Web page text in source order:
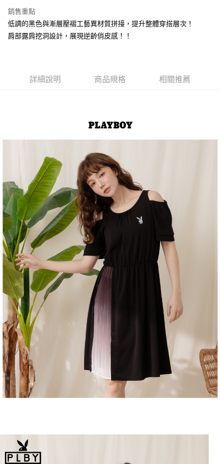
大哥付你分期
相關說明
1.本服務由台灣大哥大提供，台灣大哥大用戶可立即使用無須另外申請。
3.實際核准額度、可分期數及費用金額請依後續交易確認頁面所載為準。
4.訂單成立30分鐘內，如未前往確認交易或遇審核未通過，訂單將自動取
【注意事項】
1.本服務係由「台灣大哥大股份有限公司」（以下簡稱本公司）所提供，讓
用戶於交易時，得透過本服務購買商品或服務，並由商店將買賣／分期付款
買賣價金債權讓與本公司後，依約使用本公司帳單繳交帳款。
2.基於同意付款使用「大哥付你分期」之契約關係目的，商店將以您的個人
資料（包含姓名、電話或地址）提供予台灣大哥大進項蒐集、處理及利用，
由本公司與您本人進行分期帳單所需資料之確認、核對及更正。
3.完整用戶服務條款，請詳閱以下連結：
https://oppay.tw/userRule
AFTEE先享後付
便利好安心！
【「AFTEE先享後付」結帳流程】
１．於結帳方式選擇「AFTEE先享後付」後，將跳轉至「AFTEE先享後付」
結帳頁面，進行簡訊認證並確認金額後，即可完成結帳。
３．收到繳費通知簡訊後14天內，點擊此簡訊中的連結，可透過四大超商／
ATM／網路銀行／等多元方式進行付款，方視為交易完成。
※ 請注意：結帳手續完成當下不需立刻繳費，但若您需要取消訂單，請聯絡
購買商品的店家。未經商家同意取消之訂單仍視為有效，需透過AFTEE先享
後付繳納相關費用。
※ 交易是否成功請以「AFTEE先享後付 」之結帳頁面顯示為準，若有關於
是否繳費成功／繳費後需取消欲退款等相關疑問，請聯繫「AFTEE先享後付
客戶支援中心」https://netprotections.freshdesk.com/support/home
【注意事項】
１．透過由恩沛科技股份有限公司提供之「AFTEE先享後付」服務完成之交
易，需依本服務之必要範圍內提供個人資料，並將交易相關給付款項請求債
權轉讓予恩沛科技股份有限公司。
２．關於個人資料處理事宜，請瀏覽以下網址：
https://aftee.tw/terms/#terms3
３．未成年的使用者請事先徵得法定代理人或監護人之同意方可使用
「AFTEE先享後付」，若未經同意申辦者引起之損失，本公司不負相關責
任。
４．使用「AFTEE先享後付」時，將依據個別帳號之用戶狀況，依本公司即
時審查核予不同之上限額度；若仍有額度不足之情形，本公司將視審查結果
請求用戶進行身份認證。
５．嚴禁一人註冊多個帳號或使用他人資訊註冊。若發現惡意使用之情形，
恩沛科技股份有限公司將有權停止該用戶之使用額度並採取法律行動。
每筆NT$60，滿NT$1,500(含以上)免運費
付款後全家取貨
每筆NT$60，滿NT$1,500(含以上)免運費
萊爾富取貨付款
每筆NT$120
付款後萊爾富取貨
每筆NT$122
7-11取貨付款
每筆NT$60，滿NT$2,000(含以上)免運費
付款後7-11取貨
每筆NT$60，滿NT$2,000(含以上)免運費
宅配
每筆NT$60，滿NT$2,000(含以上)免運費
宅配_離島
每筆NT$100
銷售重點
低調的黑色與漸層壓褶工藝異材質拼接，提升整體穿搭層次！
肩部露肩挖洞設計，展現逆齡俏皮感！！
詳細說明 商品規格 相關推薦